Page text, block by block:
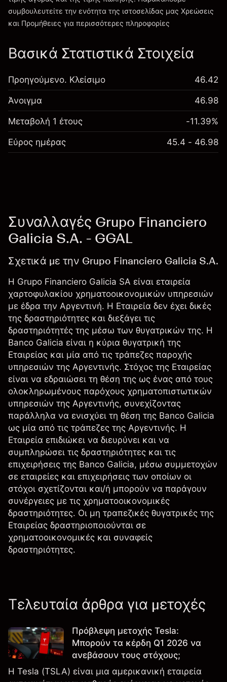
Χρεώσεις και Τέλη
συμβουλευτείτε την ενότητα της ιστοσελίδας μας Χρεώσεις
και Προμήθειες για περισσότερες πληροφορίες
Βασικά Στατιστικά Στοιχεία
Προηγούμενο. Κλείσιμο 46.42
Άνοιγμα 46.98
Μεταβολή 1 έτους -11.39%
Εύρος ημέρας 45.4 - 46.98
Συναλλαγές Grupo Financiero
Galicia S.A. - GGAL
Σχετικά με την Grupo Financiero Galicia S.A.
Η Grupo Financiero Galicia SA είναι εταιρεία
χαρτοφυλακίου χρηματοοικονομικών υπηρεσιών
με έδρα την Αργεντινή. Η Εταιρεία δεν έχει δικές
της δραστηριότητες και διεξάγει τις
δραστηριότητές της μέσω των θυγατρικών της. Η
Banco Galicia είναι η κύρια θυγατρική της
Εταιρείας και μία από τις τράπεζες παροχής
υπηρεσιών της Αργεντινής. Στόχος της Εταιρείας
είναι να εδραιώσει τη θέση της ως ένας από τους
ολοκληρωμένους παρόχους χρηματοπιστωτικών
υπηρεσιών της Αργεντινής, συνεχίζοντας
παράλληλα να ενισχύει τη θέση της Banco Galicia
ως μία από τις τράπεζες της Αργεντινής. Η
Εταιρεία επιδιώκει να διευρύνει και να
συμπληρώσει τις δραστηριότητες και τις
επιχειρήσεις της Banco Galicia, μέσω συμμετοχών
σε εταιρείες και επιχειρήσεις των οποίων οι
στόχοι σχετίζονται και/ή μπορούν να παράγουν
συνέργειες με τις χρηματοοικονομικές
δραστηριότητες. Οι μη τραπεζικές θυγατρικές της
Εταιρείας δραστηριοποιούνται σε
χρηματοοικονομικές και συναφείς
δραστηριότητες.
Τελευταία άρθρα για μετοχές
Πρόβλεψη μετοχής Tesla:
Μπορούν τα κέρδη Q1 2026 να
ανεβάσουν τους στόχους;
Η Tesla (TSLA) είναι μια αμερικανική εταιρεία